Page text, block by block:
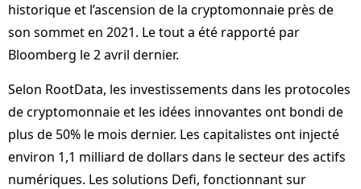
historique et l’ascension de la cryptomonnaie près de
son sommet en 2021. Le tout a été rapporté par
Bloomberg le 2 avril dernier.
Selon RootData, les investissements dans les protocoles
de cryptomonnaie et les idées innovantes ont bondi de
plus de 50% le mois dernier. Les capitalistes ont injecté
environ 1,1 milliard de dollars dans le secteur des actifs
numériques. Les solutions Defi, fonctionnant sur